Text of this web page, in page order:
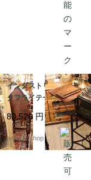
インダストリアル バ
タフライテーブル(マシ
ンはおまけ)
80,520 円
antique shop at's